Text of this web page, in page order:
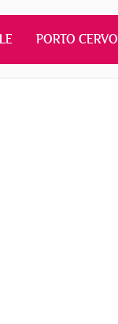
PORTO CERVO